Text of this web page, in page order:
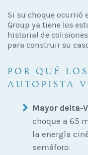
Si su choque ocurrió
Group ya tiene los
historial de
para construir su
POR QUÉ
AUTOPISTA
Mayor delta-
choque a 65
la energía
semáforo.